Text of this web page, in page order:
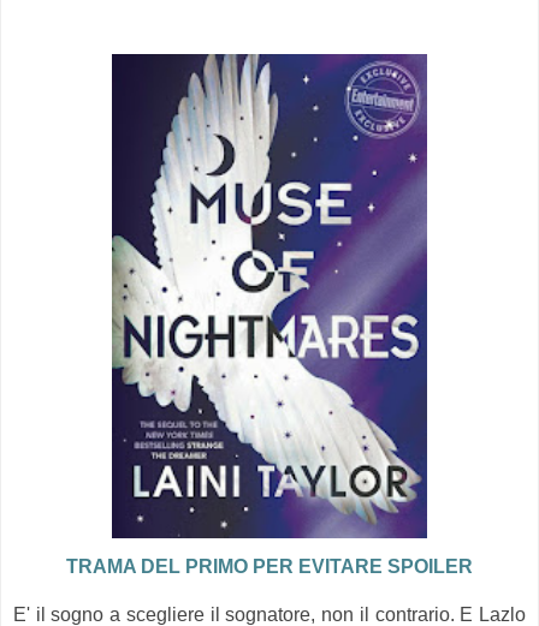
TRAMA DEL PRIMO PER EVITARE SPOILER
E' il sogno a scegliere il sognatore, non il contrario. E Lazlo